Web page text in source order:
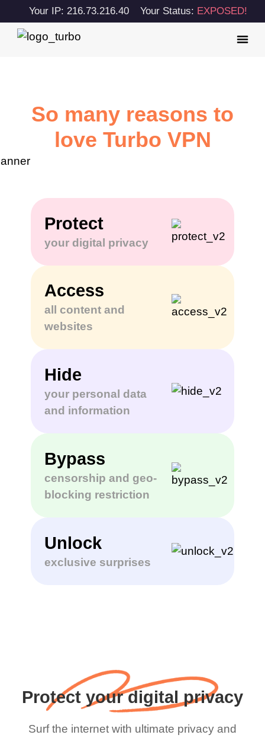
Your IP: 216.73.216.40 Your Status: EXPOSED!
So many reasons to
love Turbo VPN
Protect
your digital privacy
Access
all content and
websites
Hide
your personal data
and information
Bypass
censorship and geo-
blocking restriction
Unlock
exclusive surprises
Protect your digital privacy
Surf the internet with ultimate privacy and